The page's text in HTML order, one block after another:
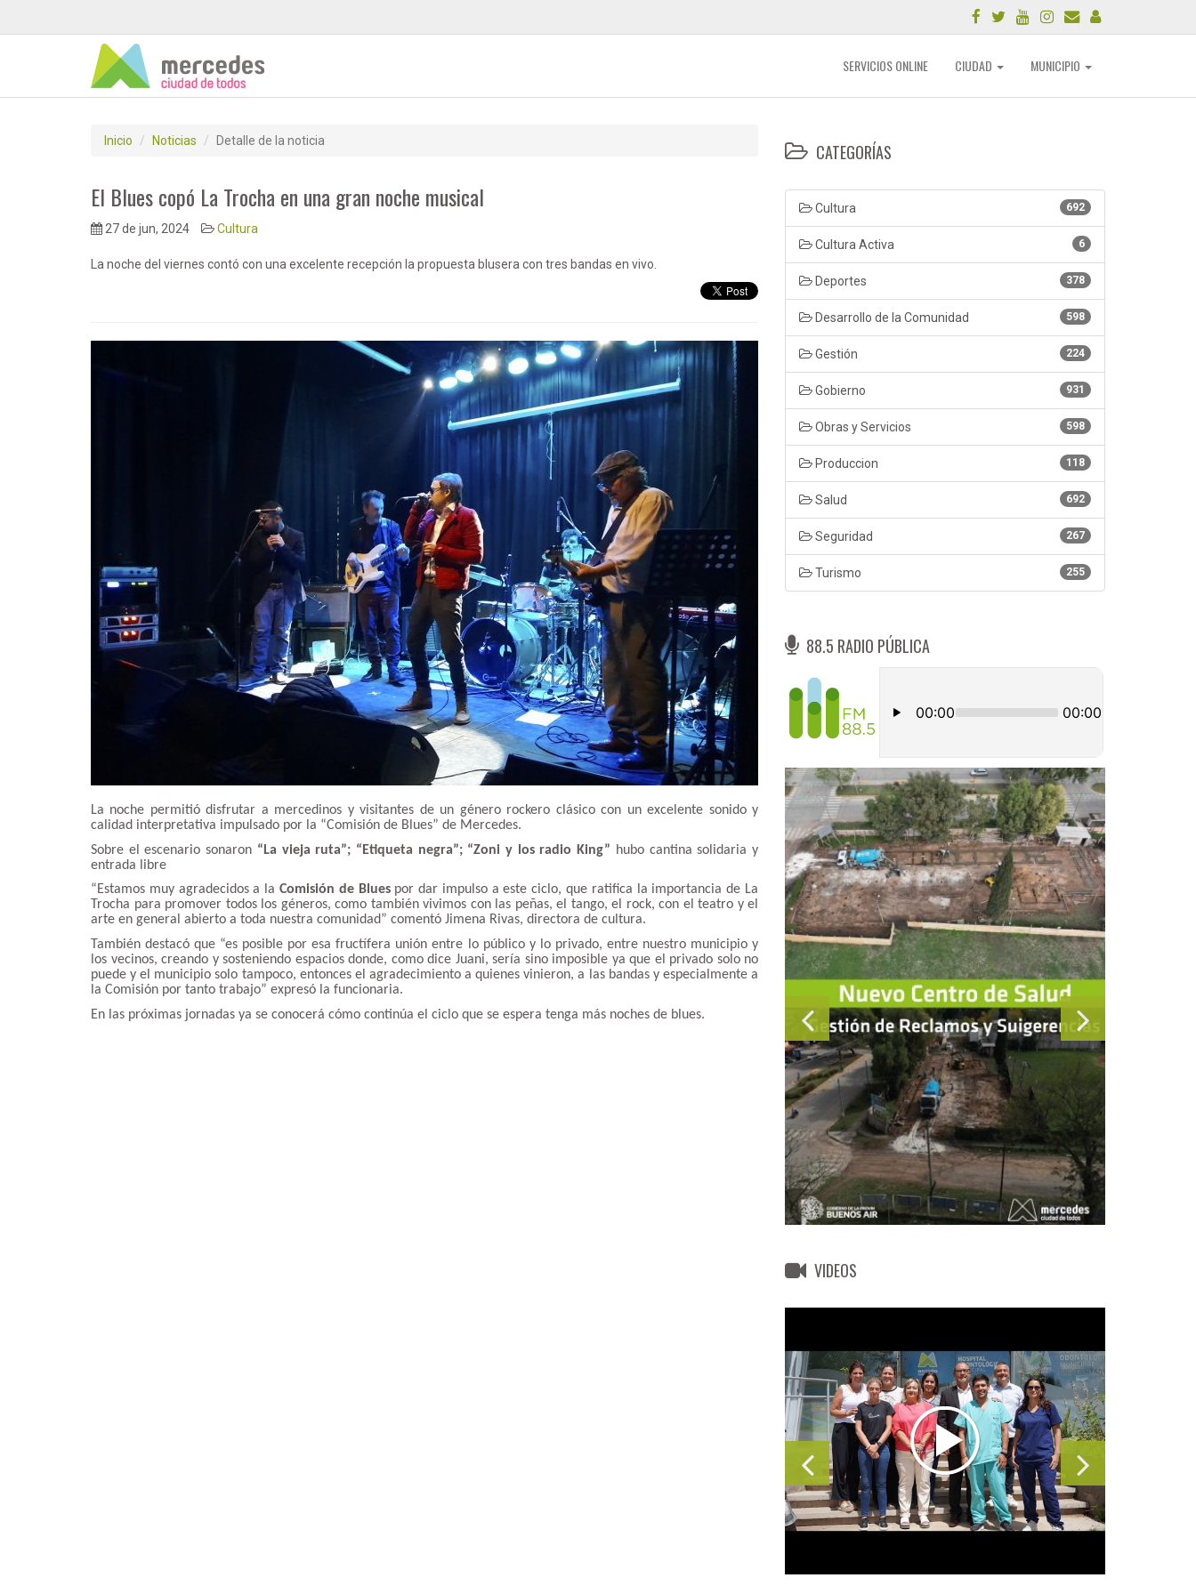
SERVICIOS ONLINE CIUDAD MUNICIPIO
Inicio Noticias Detalle de la noticia
El Blues copó La Trocha en una gran noche musical
27 de jun, 2024 Cultura
La noche del viernes contó con una excelente recepción la propuesta blusera con tres bandas en vivo.
La noche permitió disfrutar a mercedinos y visitantes de un género rockero clásico con un excelente sonido y
calidad interpretativa impulsado por la “Comisión de Blues” de Mercedes.
Sobre el escenario sonaron “La vieja ruta”; “Etiqueta negra”; “Zoni y los radio King” hubo cantina solidaria y
entrada libre
“Estamos muy agradecidos a la Comisión de Bluespor dar impulso a este ciclo, que ratifica la importancia de La
Trocha para promover todos los géneros, como también vivimos con las peñas, el tango, el rock, con el teatro y el
arte en general abierto a toda nuestra comunidad” comentó Jimena Rivas, directora de cultura.
También destacó que “es posible por esa fructífera unión entre lo público y lo privado, entre nuestro municipio y
los vecinos, creando y sosteniendo espacios donde, como dice Juani, sería sino imposible ya que el privado solo no
puede y el municipio solo tampoco, entonces el agradecimiento a quienes vinieron, a las bandas y especialmente a
la Comisión por tanto trabajo” expresó la funcionaria.
En las próximas jornadas ya se conocerá cómo continúa el ciclo que se espera tenga más noches de blues.
CATEGORÍAS
692
Cultura
6
Cultura Activa
378
Deportes
598
Desarrollo de la Comunidad
224
Gestión
931
Gobierno
598
Obras y Servicios
118
Produccion
692
Salud
267
Seguridad
255
Turismo
88.5 RADIO PÚBLICA
VIDEOS